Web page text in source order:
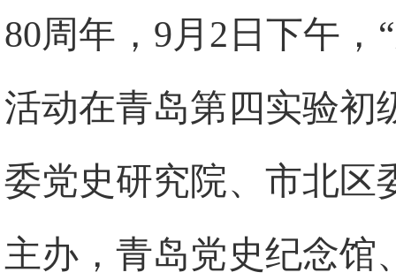
80周年，9月2日下午
活动在青岛第四实验初
委党史研究院、市北区
主办，青岛党史纪念馆